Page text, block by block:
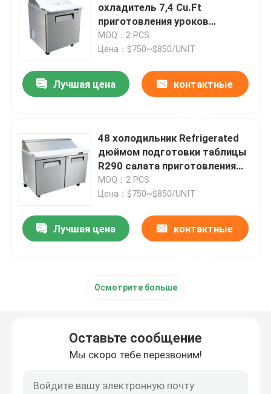
охладитель 7,4 Cu.Ft
приготовления уроков
сэндвича SUS 201 таблицы
подготовки
MOQ：2 PCS
Цена：$750~$850/UNIT
Лучшая цена контактные
48 холодильник Refrigerated
дюймом подготовки таблицы
R290 салата приготовления
уроков 12,9 Cu.Ft
MOQ：2 PCS
Цена：$750~$850/UNIT
Лучшая цена контактные
Осмотрите больше
Оставьте сообщение
Мы скоро тебе перезвоним!